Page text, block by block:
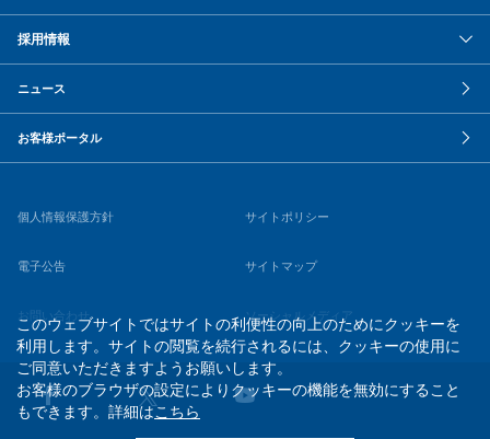
このウェブサイトではサイトの利便性の向上のためにクッキーを
利用します。サイトの閲覧を続行されるには、クッキーの使用に
ご同意いただきますようお願いします。
お客様のブラウザの設定によりクッキーの機能を無効にすること
もできます。詳細はこちら
採用情報
ニュース
お客様ポータル
個人情報保護方針 サイトポリシー
電子公告 サイトマップ
お問い合わせ ソーシャルメディア